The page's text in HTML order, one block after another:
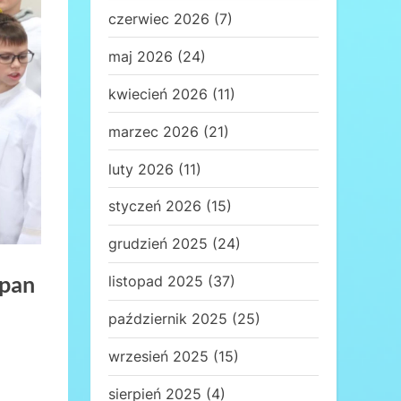
czerwiec 2026 (7)
maj 2026 (24)
kwiecień 2026 (11)
marzec 2026 (21)
luty 2026 (11)
styczeń 2026 (15)
grudzień 2025 (24)
listopad 2025 (37)
październik 2025 (25)
wrzesień 2025 (15)
sierpień 2025 (4)